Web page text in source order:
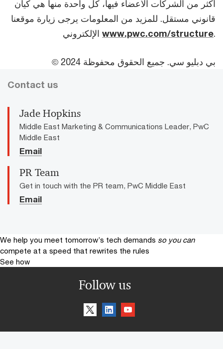
أكثر من الشركات الأعضاء فيها، كل واحدة منها هي كيان
قانوني مستقل. للمزيد من المعلومات يرجى زيارة موقعنا
www.pwc.com/structure.
© 2024 بي دبليو سي. جميع الحقوق محفوظة
Contact us
Jade Hopkins
Middle East Marketing & Communications Leader, PwC
Middle East
Email
PR Team
Get in touch with the PR team, PwC Middle East
Email
We help you meet tomorrow’s tech demands so you can
compete at a speed that rewrites the rules
See how
Follow us